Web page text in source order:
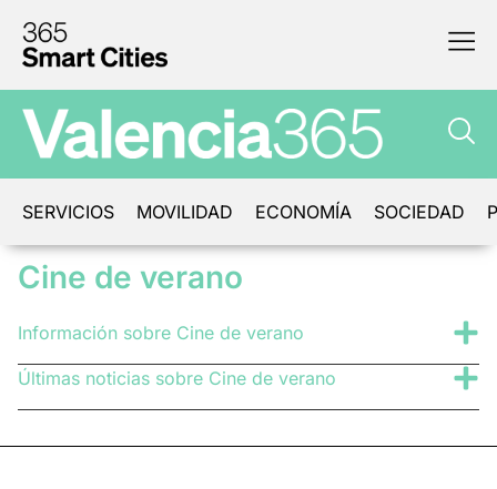
SERVICIOS MOVILIDAD ECONOMÍA SOCIEDAD
Cine de verano
Información sobre Cine de verano
Últimas noticias sobre Cine de verano